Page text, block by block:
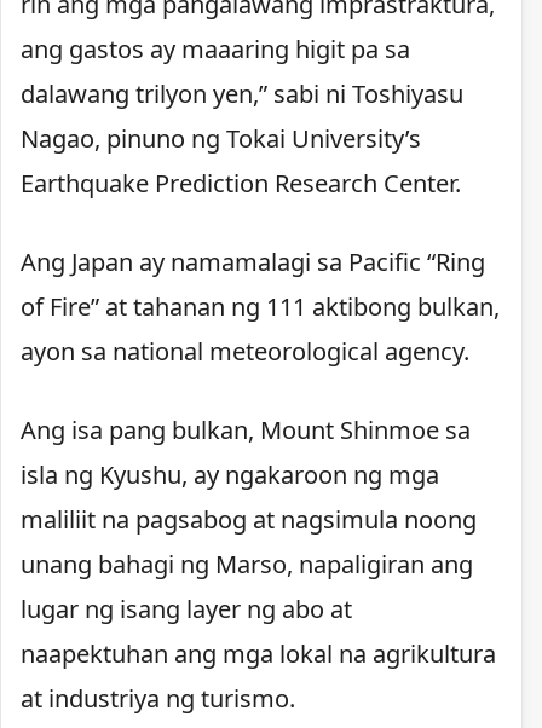
ang gastos ay maaaring higit pa sa
dalawang trilyon yen,” sabi ni Toshiyasu
Nagao, pinuno ng Tokai University’s
Earthquake Prediction Research Center.
Ang Japan ay namamalagi sa Pacific “Ring
of Fire” at tahanan ng 111 aktibong bulkan,
ayon sa national meteorological agency.
Ang isa pang bulkan, Mount Shinmoe sa
isla ng Kyushu, ay ngakaroon ng mga
maliliit na pagsabog at nagsimula noong
unang bahagi ng Marso, napaligiran ang
lugar ng isang layer ng abo at
naapektuhan ang mga lokal na agrikultura
at industriya ng turismo.